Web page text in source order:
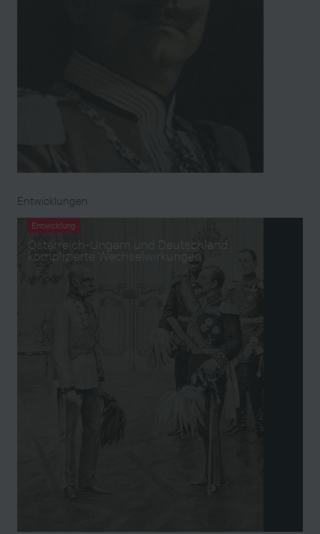
Entwicklungen
Entwicklung
Österreich-Ungarn und Deutschland:
komplizierte Wechselwirkungen